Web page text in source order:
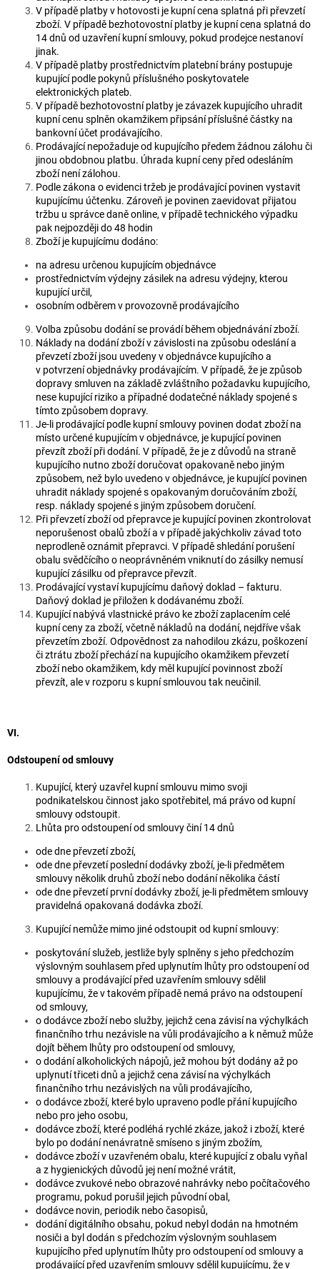
V případě platby v hotovosti je kupní cena splatná při převzetí
zboží. V případě bezhotovostní platby je kupní cena splatná do
14 dnů od uzavření kupní smlouvy, pokud prodejce nestanoví
jinak.
V případě platby prostřednictvím platební brány postupuje
kupující podle pokynů příslušného poskytovatele
elektronických plateb.
V případě bezhotovostní platby je závazek kupujícího uhradit
kupní cenu splněn okamžikem připsání příslušné částky na
bankovní účet prodávajícího.
Prodávající nepožaduje od kupujícího předem žádnou zálohu či
jinou obdobnou platbu. Úhrada kupní ceny před odesláním
zboží není zálohou.
Podle zákona o evidenci tržeb je prodávající povinen vystavit
kupujícímu účtenku. Zároveň je povinen zaevidovat přijatou
tržbu u správce daně online, v případě technického výpadku
pak nejpozději do 48 hodin
Zboží je kupujícímu dodáno:
na adresu určenou kupujícím objednávce
prostřednictvím výdejny zásilek na adresu výdejny, kterou
kupující určil,
osobním odběrem v provozovně prodávajícího
Volba způsobu dodání se provádí během objednávání zboží.
Náklady na dodání zboží v závislosti na způsobu odeslání a
převzetí zboží jsou uvedeny v objednávce kupujícího a
v potvrzení objednávky prodávajícím. V případě, že je způsob
dopravy smluven na základě zvláštního požadavku kupujícího,
nese kupující riziko a případné dodatečné náklady spojené s
tímto způsobem dopravy.
Je-li prodávající podle kupní smlouvy povinen dodat zboží na
místo určené kupujícím v objednávce, je kupující povinen
převzít zboží při dodání. V případě, že je z důvodů na straně
kupujícího nutno zboží doručovat opakovaně nebo jiným
způsobem, než bylo uvedeno v objednávce, je kupující povinen
uhradit náklady spojené s opakovaným doručováním zboží,
resp. náklady spojené s jiným způsobem doručení.
Při převzetí zboží od přepravce je kupující povinen zkontrolovat
neporušenost obalů zboží a v případě jakýchkoliv závad toto
neprodleně oznámit přepravci. V případě shledání porušení
obalu svědčícího o neoprávněném vniknutí do zásilky nemusí
kupující zásilku od přepravce převzít.
Prodávající vystaví kupujícímu daňový doklad – fakturu.
Daňový doklad je přiložen k dodávanému zboží.
Kupující nabývá vlastnické právo ke zboží zaplacením celé
kupní ceny za zboží, včetně nákladů na dodání, nejdříve však
převzetím zboží. Odpovědnost za nahodilou zkázu, poškození
či ztrátu zboží přechází na kupujícího okamžikem převzetí
zboží nebo okamžikem, kdy měl kupující povinnost zboží
převzít, ale v rozporu s kupní smlouvou tak neučinil.
VI.
Odstoupení od smlouvy
Kupující, který uzavřel kupní smlouvu mimo svoji
podnikatelskou činnost jako spotřebitel, má právo od kupní
smlouvy odstoupit.
Lhůta pro odstoupení od smlouvy činí 14 dnů
ode dne převzetí zboží,
ode dne převzetí poslední dodávky zboží, je-li předmětem
smlouvy několik druhů zboží nebo dodání několika částí
ode dne převzetí první dodávky zboží, je-li předmětem smlouvy
pravidelná opakovaná dodávka zboží.
Kupující nemůže mimo jiné odstoupit od kupní smlouvy:
poskytování služeb, jestliže byly splněny s jeho předchozím
výslovným souhlasem před uplynutím lhůty pro odstoupení od
smlouvy a prodávající před uzavřením smlouvy sdělil
kupujícímu, že v takovém případě nemá právo na odstoupení
od smlouvy,
o dodávce zboží nebo služby, jejichž cena závisí na výchylkách
finančního trhu nezávisle na vůli prodávajícího a k němuž může
dojít během lhůty pro odstoupení od smlouvy,
o dodání alkoholických nápojů, jež mohou být dodány až po
uplynutí třiceti dnů a jejichž cena závisí na výchylkách
finančního trhu nezávislých na vůli prodávajícího,
o dodávce zboží, které bylo upraveno podle přání kupujícího
nebo pro jeho osobu,
dodávce zboží, které podléhá rychlé zkáze, jakož i zboží, které
bylo po dodání nenávratně smíseno s jiným zbožím,
dodávce zboží v uzavřeném obalu, které kupující z obalu vyňal
a z hygienických důvodů jej není možné vrátit,
dodávce zvukové nebo obrazové nahrávky nebo počítačového
programu, pokud porušil jejich původní obal,
dodávce novin, periodik nebo časopisů,
dodání digitálního obsahu, pokud nebyl dodán na hmotném
nosiči a byl dodán s předchozím výslovným souhlasem
kupujícího před uplynutím lhůty pro odstoupení od smlouvy a
prodávající před uzavřením smlouvy sdělil kupujícímu, že v